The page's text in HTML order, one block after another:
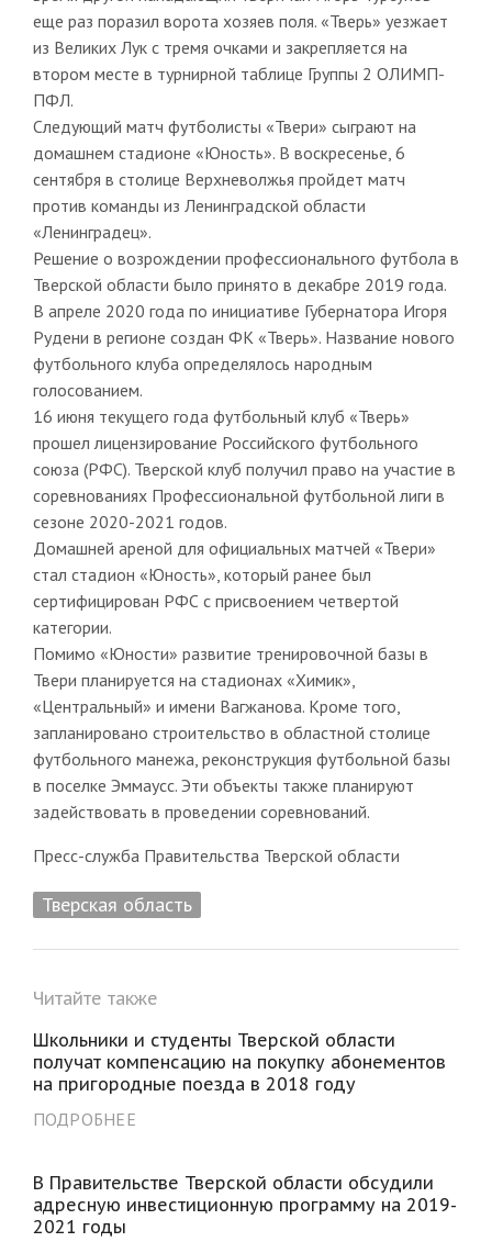
еще раз поразил ворота хозяев поля. «Тверь» уезжает
из Великих Лук с тремя очками и закрепляется на
втором месте в турнирной таблице Группы 2 ОЛИМП-
ПФЛ.
Следующий матч футболисты «Твери» сыграют на
домашнем стадионе «Юность». В воскресенье, 6
сентября в столице Верхневолжья пройдет матч
против команды из Ленинградской области
«Ленинградец».
Решение о возрождении профессионального футбола в
Тверской области было принято в декабре 2019 года.
В апреле 2020 года по инициативе Губернатора Игоря
Рудени в регионе создан ФК «Тверь». Название нового
футбольного клуба определялось народным
голосованием.
16 июня текущего года футбольный клуб «Тверь»
прошел лицензирование Российского футбольного
союза (РФС). Тверской клуб получил право на участие в
соревнованиях Профессиональной футбольной лиги в
сезоне 2020-2021 годов.
Домашней ареной для официальных матчей «Твери»
стал стадион «Юность», который ранее был
сертифицирован РФС с присвоением четвертой
категории.
Помимо «Юности» развитие тренировочной базы в
Твери планируется на стадионах «Химик»,
«Центральный» и имени Вагжанова. Кроме того,
запланировано строительство в областной столице
футбольного манежа, реконструкция футбольной базы
в поселке Эммаусс. Эти объекты также планируют
задействовать в проведении соревнований.
Пресс-служба Правительства Тверской области
Тверская область
Читайте также
Школьники и студенты Тверской области
получат компенсацию на покупку абонементов
на пригородные поезда в 2018 году
ПОДРОБНЕЕ
В Правительстве Тверской области обсудили
адресную инвестиционную программу на 2019-
2021 годы